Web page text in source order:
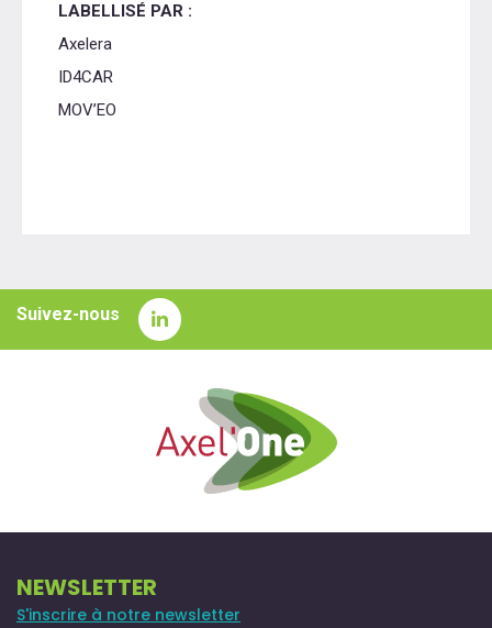
LABELLISÉ PAR :
Axelera
ID4CAR
MOV’EO
Suivez-nous
NEWSLETTER
S'inscrire à notre newsletter